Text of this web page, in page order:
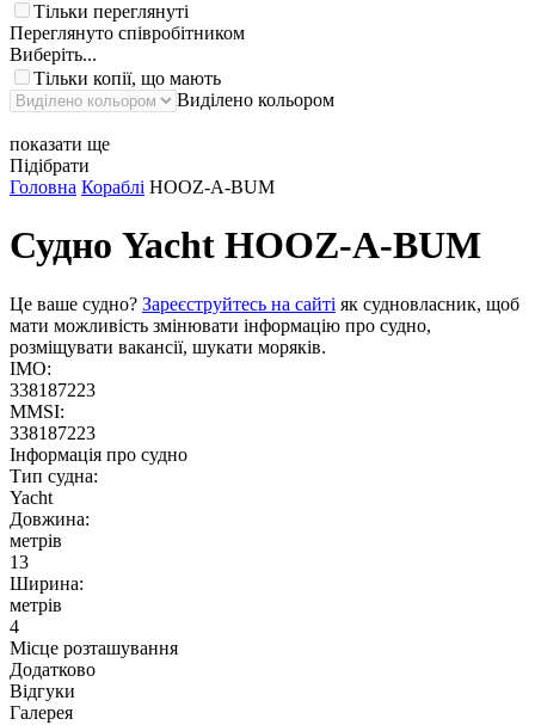
Тільки переглянуті
Переглянуто співробітником
Виберіть...
Тільки копії, що мають
Виділено кольором
показати ще
Підібрати
Головна Кораблі HOOZ-A-BUM
Судно Yacht HOOZ-A-BUM
Це ваше судно? Зареєструйтесь на сайті як судновласник, щоб
мати можливість змінювати інформацію про судно,
розміщувати вакансії, шукати моряків.
IMO:
338187223
MMSI:
338187223
Інформація про судно
Тип судна:
Yacht
Довжина:
метрів
13
Ширина:
метрів
4
Місце розташування
Додатково
Відгуки
Галерея